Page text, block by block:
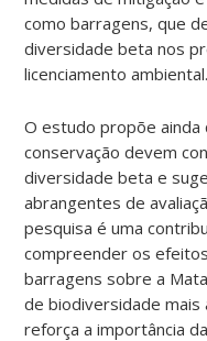
como barragens, que
diversidade beta nos
licenciamento
O estudo propõe ainda
conservação devem
diversidade beta e
abrangentes de
pesquisa é uma
compreender os
barragens sobre a
de biodiversidade mais
reforça a importância